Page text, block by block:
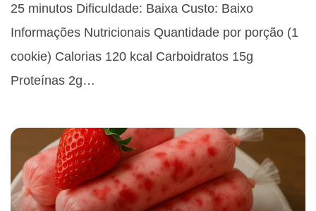
25 minutos Dificuldade: Baixa Custo: Baixo
Informações Nutricionais Quantidade por porção (1
cookie) Calorias 120 kcal Carboidratos 15g
Proteínas 2g…